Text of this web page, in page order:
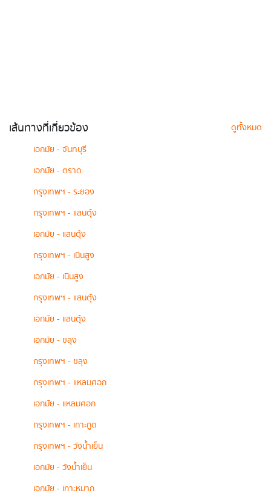
เส้นทางที่เกี่ยวข้อง
ดูทั้งหมด
เอกมัย - จันทบุรี
เอกมัย - ตราด
กรุงเทพฯ - ระยอง
กรุงเทพฯ - แสนตุ้ง
เอกมัย - แสนตุ้ง
กรุงเทพฯ - เนินสูง
เอกมัย - เนินสูง
กรุงเทพฯ - แสนตุ้ง
เอกมัย - แสนตุ้ง
เอกมัย - ขลุง
กรุงเทพฯ - ขลุง
กรุงเทพฯ - แหลมศอก
เอกมัย - แหลมศอก
กรุงเทพฯ - เกาะกูด
กรุงเทพฯ - วังน้ำเย็น
เอกมัย - วังน้ำเย็น
เอกมัย - เกาะหมาก